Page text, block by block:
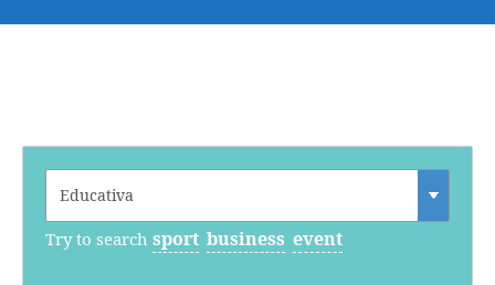
Try to search sport business event